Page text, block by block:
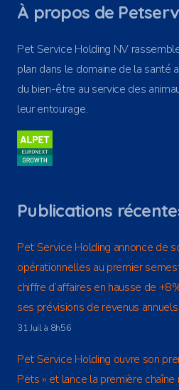
À propos de
Pet Service Holding NV
plan dans le domaine de la santé
du bien-être au service des
leur entourage.
Publications
Pet Service Holding annonce de
opérationnelles au premier
chiffre d’affaires en hausse de
ses prévisions de revenus
31 Juil à 8h56
Pet Service Holding ouvre son
Pets » et lance la première